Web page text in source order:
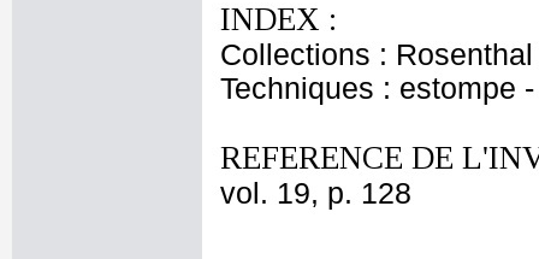
INDEX :
Collections : Rosenthal
Techniques : estompe
REFERENCE DE
vol. 19, p. 128